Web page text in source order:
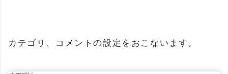
カテゴリ、コメントの設定をおこないます。